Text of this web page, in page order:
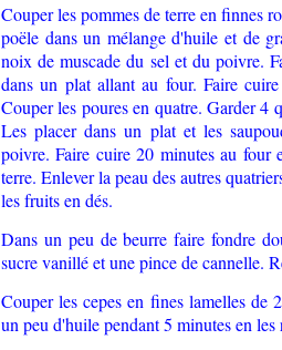
Couper les pommes de terre en finnes
poële dans un mélange d'huile et de
noix de muscade du sel et du poivre.
dans un plat allant au four. Faire
Couper les poures en quatre. Garder 4
Les placer dans un plat et les
poivre. Faire cuire 20 minutes au four
terre. Enlever la peau des autres
les fruits en dés.
Dans un peu de beurre faire fondre
sucre vanillé et une pince de cannelle.
Couper les cepes en fines lamelles de
un peu d'huile pendant 5 minutes en les